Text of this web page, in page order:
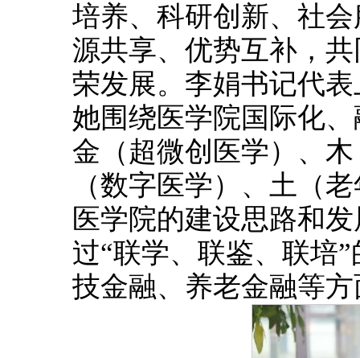
培养、科研创新、社
源共享、优势互补，
荣发展。李娟书记代
她围绕医学院国际化
金（超微创医学）、
（数字医学）、土（
医学院的建设思路和
过“联学、联鉴、联培
技金融、养老金融等